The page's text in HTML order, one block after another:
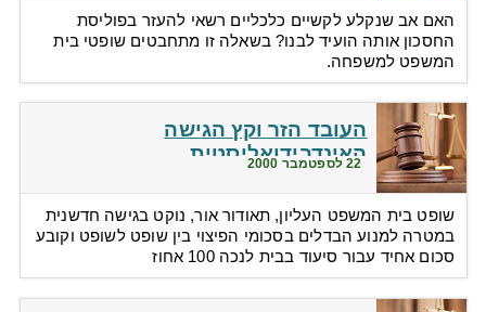
האם אב שנקלע לקשיים כלכליים רשאי להעזר בפוליסת
החסכון אותה הועיד לבנו? בשאלה זו מתחבטים שופטי בית
המשפט למשפחה.
העובד הזר וקץ הגישה
האינדבידואליסטית
22 לספטמבר 2000
שופט בית המשפט העליון, תאודור אור, נוקט בגישה חדשנית
במטרה למנוע הבדלים בסכומי הפיצוי בין שופט לשופט וקובע
סכום אחיד עבור סיעוד בבית לנכה 100 אחוז